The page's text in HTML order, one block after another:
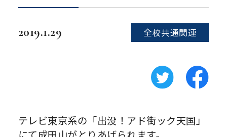
2019.1.29 全校共通関連
テレビ東京系の「出没！アド街ック天国」